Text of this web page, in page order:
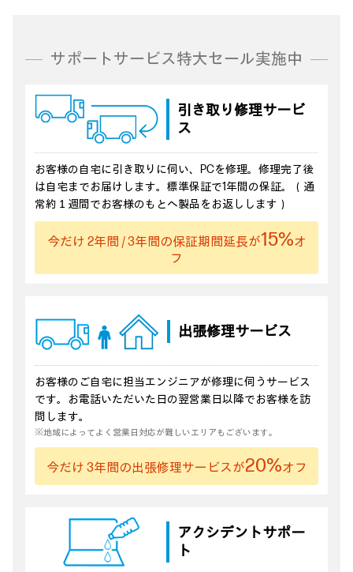
サポートサービス特大セール実施中
引き取り修理サービ
ス
お客様の自宅に引き取りに伺い、PCを修理。修理完了後
は自宅までお届けします。標準保証で1年間の保証。（通
常約１週間でお客様のもとへ製品をお返しします）
今だけ 2年間 / 3年間の保証期間延長が15%オ
フ
出張修理サービス
お客様のご自宅に担当エンジニアが修理に伺うサービス
です。お電話いただいた日の翌営業日以降でお客様を訪
問します。
※地域によってよく営業日対応が難しいエリアもございます。
今だけ 3年間の出張修理サービスが20%オフ
アクシデントサポー
ト